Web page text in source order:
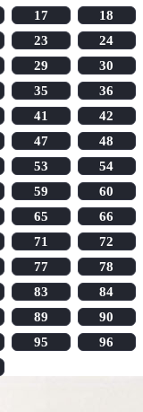
17
18
23
24
29
30
35
36
41
42
47
48
53
54
59
60
65
66
71
72
77
78
83
84
89
90
95
96